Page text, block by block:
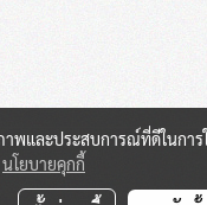
พและประสบการณ์ที่ดีในกา
นโยบายคุกกี้